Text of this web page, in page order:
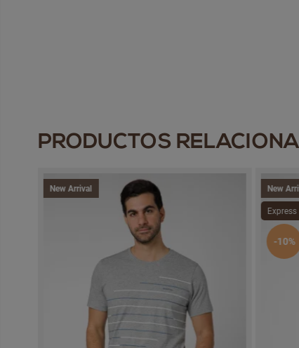
PRODUCTOS
New Arrival New Arrival